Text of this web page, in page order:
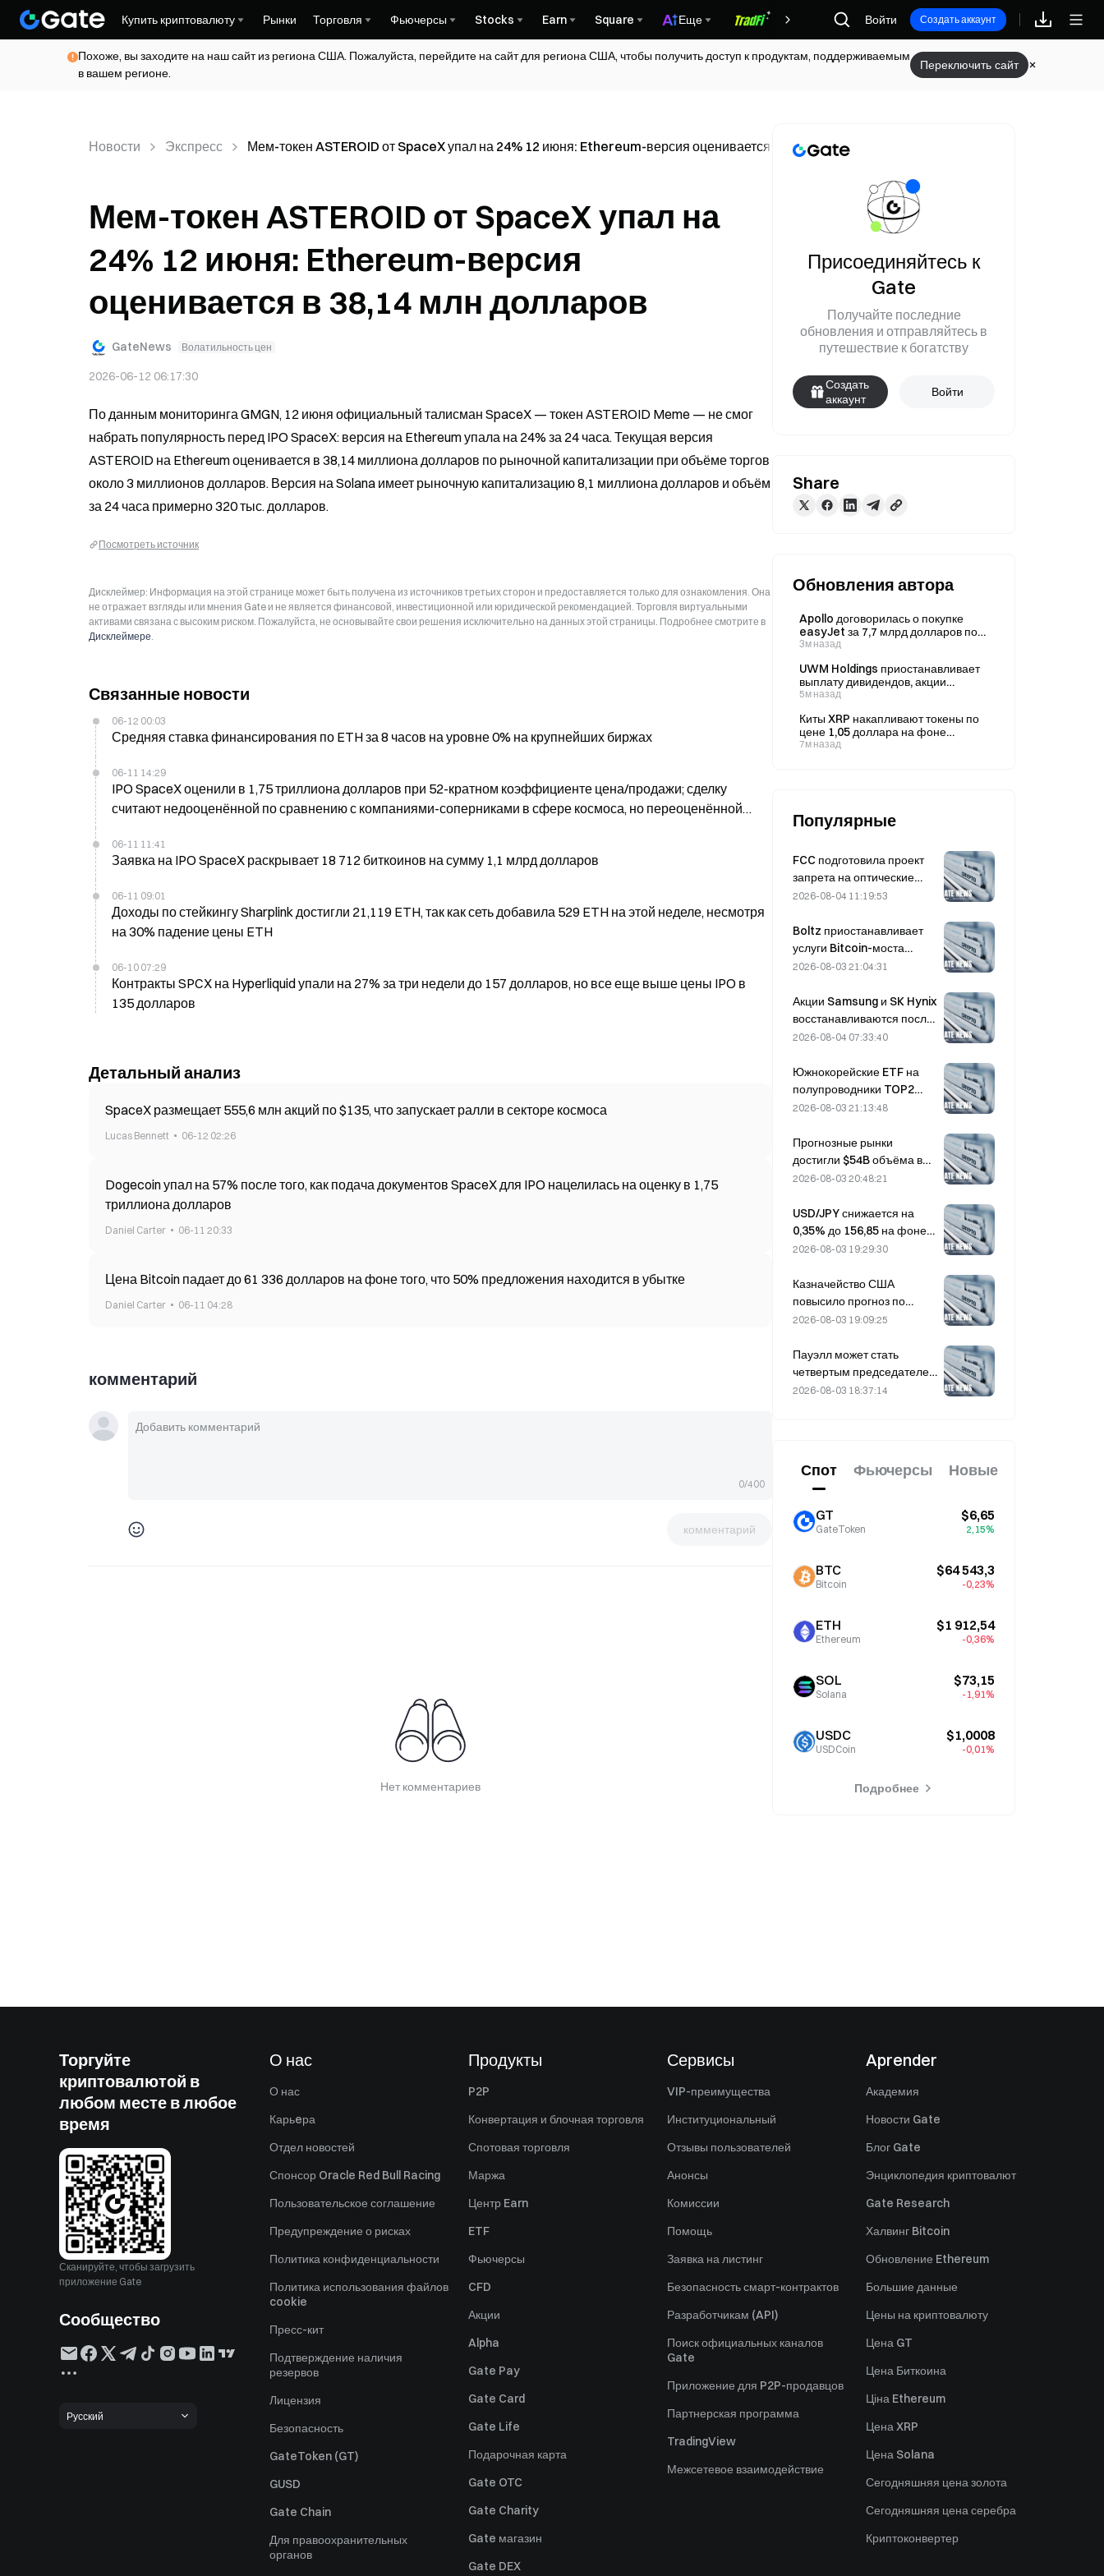
Купить криптовалюту Рынки Торговля Фьючерсы Stocks Earn Square Еще Награды
Войти Создать аккаунт
Похоже, вы заходите на наш сайт из региона США. Пожалуйста, перейдите на сайт для региона США, чтобы получить доступ к продуктам, поддерживаемым
в вашем регионе.
Переключить сайт
Новости Экспресс Мем-токен ASTEROID от SpaceX упал на 24% 12 июня: Ethereum-версия оценивается в 38,14 млн долларов
Мем-токен ASTEROID от SpaceX упал на
24% 12 июня: Ethereum-версия
оценивается в 38,14 млн долларов
GateNews Волатильность цен
2026-06-12 06:17:30
По данным мониторинга GMGN, 12 июня официальный талисман SpaceX — токен ASTEROID Meme — не смог
набрать популярность перед IPO SpaceX: версия на Ethereum упала на 24% за 24 часа. Текущая версия
ASTEROID на Ethereum оценивается в 38,14 миллиона долларов по рыночной капитализации при объёме торгов
около 3 миллионов долларов. Версия на Solana имеет рыночную капитализацию 8,1 миллиона долларов и объём
за 24 часа примерно 320 тыс. долларов.
Посмотреть источник
Дисклеймер: Информация на этой странице может быть получена из источников третьих сторон и предоставляется только для ознакомления. Она
не отражает взгляды или мнения Gate и не является финансовой, инвестиционной или юридической рекомендацией. Торговля виртуальными
активами связана с высоким риском. Пожалуйста, не основывайте свои решения исключительно на данных этой страницы. Подробнее смотрите в
Дисклеймере.
Связанные новости
06-12 00:03
Средняя ставка финансирования по ETH за 8 часов на уровне 0% на крупнейших биржах
06-11 14:29
IPO SpaceX оценили в 1,75 триллиона долларов при 52-кратном коэффициенте цена/продажи; сделку
считают недооценённой по сравнению с компаниями-соперниками в сфере космоса, но переоценённой
06-11 11:41
Заявка на IPO SpaceX раскрывает 18 712 биткоинов на сумму 1,1 млрд долларов
06-11 09:01
Доходы по стейкингу Sharplink достигли 21,119 ETH, так как сеть добавила 529 ETH на этой неделе, несмотря
на 30% падение цены ETH
06-10 07:29
Контракты SPCX на Hyperliquid упали на 27% за три недели до 157 долларов, но все еще выше цены IPO в
135 долларов
Детальный анализ
SpaceX размещает 555,6 млн акций по $135, что запускает ралли в секторе космоса
Lucas Bennett 06-12 02:26
Dogecoin упал на 57% после того, как подача документов SpaceX для IPO нацелилась на оценку в 1,75
триллиона долларов
Daniel Carter 06-11 20:33
Цена Bitcoin падает до 61 336 долларов на фоне того, что 50% предложения находится в убытке
Daniel Carter 06-11 04:28
комментарий
0/400
комментарий
Нет комментариев
Присоединяйтесь к
Gate
Получайте последние
обновления и отправляйтесь в
путешествие к богатству
Создать
аккаунт
Войти
Share
Обновления автора
Apollo договорилась о покупке
easyJet за 7,7 млрд долларов по
цене 7,15 фунта за акцию
3м назад
UWM Holdings приостанавливает
выплату дивидендов, акции
обвалились на 49% после убытка
5м назад
Киты XRP накапливают токены по
цене 1,05 доллара на фоне
нейтрального потока ордеров,
7м назад
Популярные
FCC подготовила проект
запрета на оптические
модули для китайских
данных; Xinyuan может
потерять 27% своей доли
рынка
2026-08-04 11:19:53
Boltz приостанавливает
услуги Bitcoin-моста
бесконечно после атак с
2026-08-03 21:04:31
Акции Samsung и SK Hynix
восстанавливаются после
падения на 5% благодаря
розничных инвесторов.
2026-08-04 07:33:40
Южнокорейские ETF на
полупроводники TOP2
обрушились на 36% за
разворота притока
капитала
2026-08-03 21:13:48
Прогнозные рынки
достигли $54B объёма в
июле, поскольку Кубок
торговлю
2026-08-03 20:48:21
USD/JPY снижается на
0,35% до 156,85 на фоне
укрепления иены в начале
2026-08-03 19:29:30
Казначейство США
повысило прогноз по
заимствованиям на III
2026-08-03 19:09:25
Пауэлл может стать
четвертым председателем
ФРС, чтобы завершить
2026-08-03 18:37:14
Спот Фьючерсы Новые
GT
GateToken
$6,65
2,15%
BTC
Bitcoin
$64 543,3
-0,23%
ETH
Ethereum
$1 912,54
-0,36%
SOL
Solana
$73,15
-1,91%
USDC
USDCoin
$1,0008
-0,01%
Подробнее
Торгуйте
криптовалютой в
любом месте в любое
время
Сканируйте, чтобы загрузить
приложение Gate
Сообщество
Русский
О нас
О нас
Карьeра
Отдел новостей
Спонсор Oracle Red Bull Racing
Пользовательское соглашение
Предупреждение о рисках
Политика конфиденциальности
Политика использования файлов
cookie
Пресс-кит
Подтверждение наличия
резервов
Лицензия
Безопасность
GateToken (GT)
GUSD
Gate Chain
Для правоохранительных
органов
Продукты
P2P
Конвертация и блочная торговля
Спотовая торговля
Маржа
Центр Earn
ETF
Фьючерсы
CFD
Акции
Alpha
Gate Pay
Gate Card
Gate Life
Подарочная карта
Gate OTC
Gate Charity
Gate магазин
Gate DEX
Сервисы
VIP-преимущества
Институциональный
Отзывы пользователей
Анонсы
Комиссии
Помощь
Заявка на листинг
Безопасность смарт-контрактов
Разработчикам (API)
Поиск официальных каналов
Gate
Приложение для P2P-продавцов
Партнерская программа
TradingView
Межсетевое взаимодействие
Aprender
Академия
Новости Gate
Блог Gate
Энциклопедия криптовалют
Gate Research
Халвинг Bitcoin
Обновление Ethereum
Большие данные
Цены на криптовалюту
Цена GT
Цена Биткоина
Ціна Ethereum
Цена XRP
Цена Solana
Сегодняшняя цена золота
Сегодняшняя цена серебра
Криптоконвертер